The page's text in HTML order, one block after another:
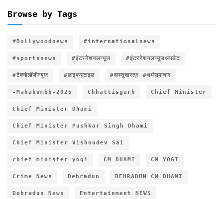
Browse by Tags
#Bollywoodnews #internationalnews
#sportsnews #इंटरनेशनलन्यूज #इंटरनेशनलन्यूजअपडेट
#टेक्नोलॉजीन्यूज #लाइफस्टाइल #वास्तुशास्त्र #धर्मसमाचार
-Mahakumbh-2025 Chhattisgarh Chief Minister
Chief Minister Dhami
Chief Minister Pushkar Singh Dhami
Chief Minister Vishnudev Sai
chief minister yogi CM DHAMI CM YOGI
Crime News Dehradun DEHRADUN CM DHAMI
Dehradun News Entertainment NEWS